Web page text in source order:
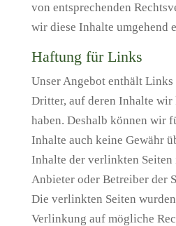
von entsprechenden
wir diese Inhalte umgehend
Haftung für Links
Unser Angebot enthält Links
Dritter, auf deren Inhalte wir
haben. Deshalb können wir
Inhalte auch keine Gewähr
Inhalte der verlinkten
Anbieter oder Betreiber der
Die verlinkten Seiten
Verlinkung auf mögliche